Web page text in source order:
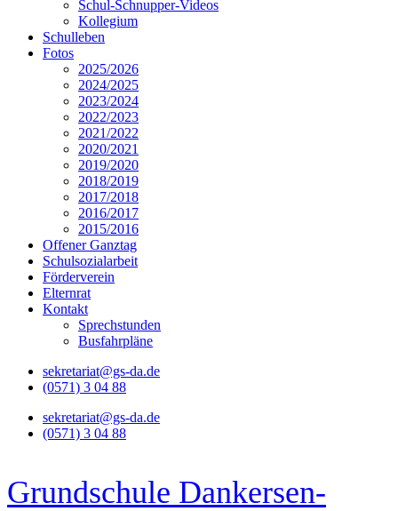
Schul-Schnupper-Videos
Kollegium
Schulleben
Fotos
2025/2026
2024/2025
2023/2024
2022/2023
2021/2022
2020/2021
2019/2020
2018/2019
2017/2018
2016/2017
2015/2016
Offener Ganztag
Schulsozialarbeit
Förderverein
Elternrat
Kontakt
Sprechstunden
Busfahrpläne
sekretariat@gs-da.de
(0571) 3 04 88
sekretariat@gs-da.de
(0571) 3 04 88
Grundschule Dankersen-